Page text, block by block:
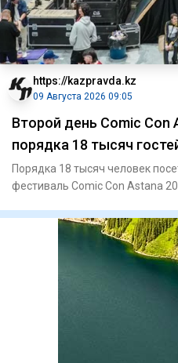
https://kazpravda.kz
09 Августа 2026 09:05
Второй день Comic Con
порядка 18 тысяч
Порядка 18 тысяч человек
фестиваль Comic Con Astana